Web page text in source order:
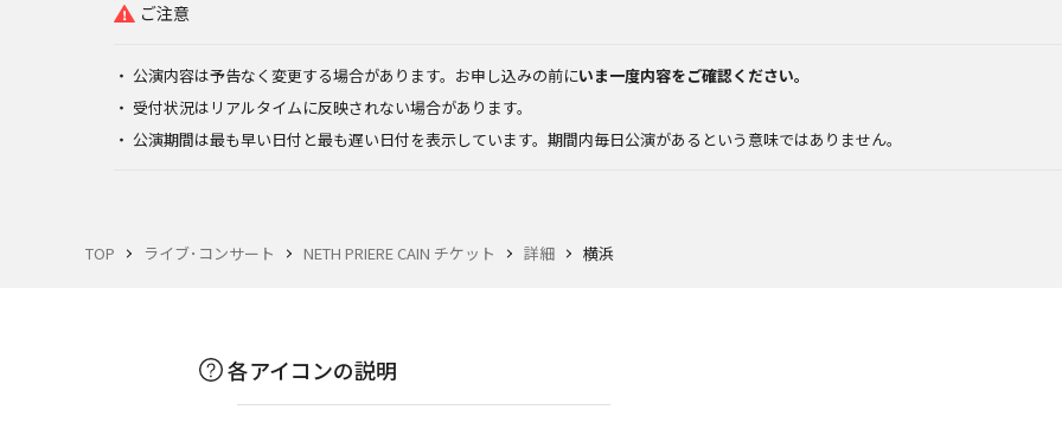
TOP ライブ･コンサート NETH PRIERE CAIN チケット 詳細 横浜
ご注意
公演内容は予告なく変更する場合があります。お申し込みの前にいま一度内容をご確認ください。
受付状況はリアルタイムに反映されない場合があります。
公演期間は最も早い日付と最も遅い日付を表示しています。期間内毎日公演があるという意味ではありません。
各アイコンの説明